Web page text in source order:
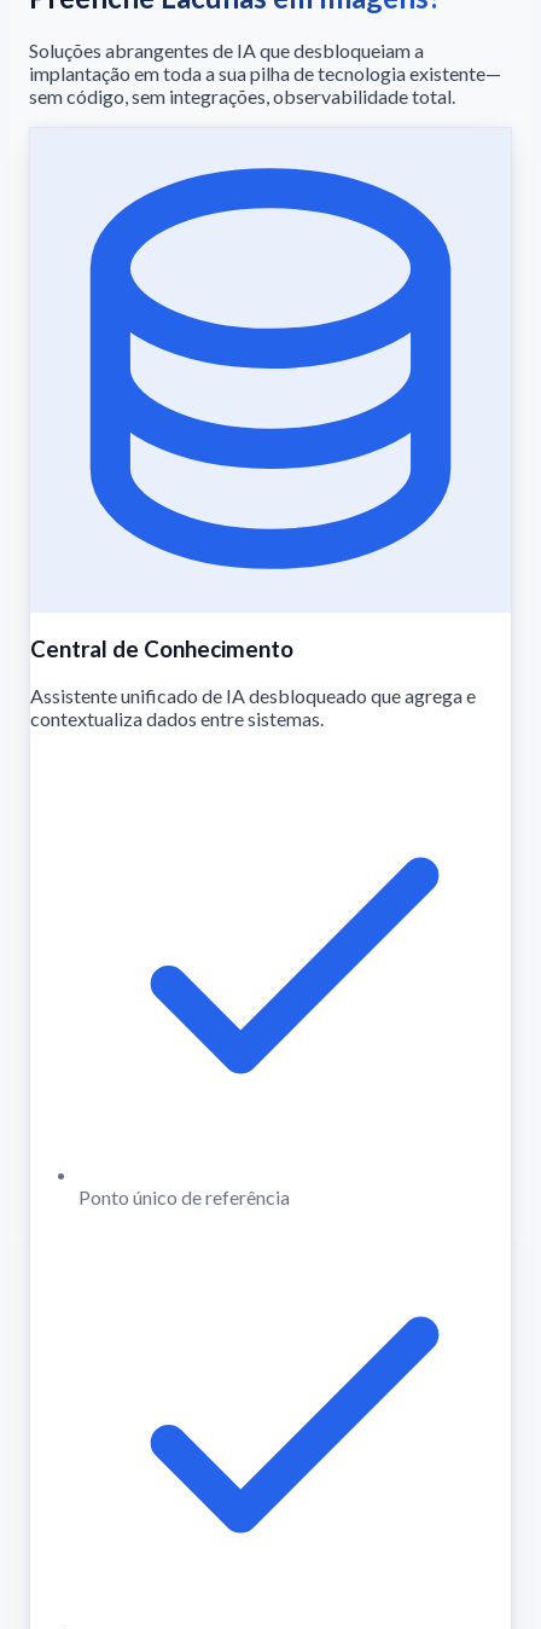
Soluções abrangentes de IA que desbloqueiam a
implantação em toda a sua pilha de tecnologia existente—
sem código, sem integrações, observabilidade total.
Central de Conhecimento
Assistente unificado de IA desbloqueado que agrega e
contextualiza dados entre sistemas.
Ponto único de referência